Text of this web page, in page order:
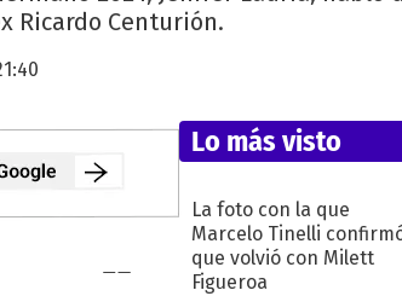
Ricardo Centurión.
Lo más visto
La foto con la que
Marcelo Tinelli
que volvió con Milett
Figueroa